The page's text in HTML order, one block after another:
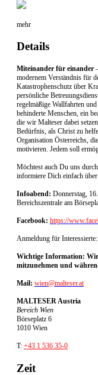
mehr
Details
Miteinander für einander
modernem Verständnis für
Katastrophenschutz über
persönliche
regelmäßige Wallfahrten
behinderte Menschen, ein
die wir Malteser dabei
Bedürfnis, als Christ zu
Organisation Österreichs,
motivieren. Jedem soll
Möchtest auch Du uns
informiere Dich einfach
Infoabend: Donnerstag,
Bereichszentrale am
Facebook: https://
Anmeldung für Interessierte:
Wichtige Information:
mitzunehmen und
Mail: wien@malteser.at
MALTESER Austria
Bereich Wien
Börseplatz 6
1010 Wien
T: +43 1 536 35-0
Zeit